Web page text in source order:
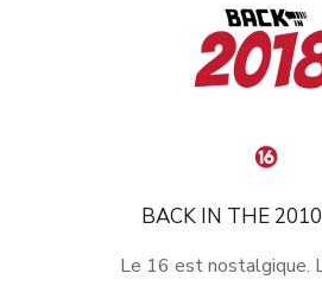
BACK IN THE
Le 16 est nostalgique.